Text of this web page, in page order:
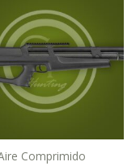
Comprimido
may